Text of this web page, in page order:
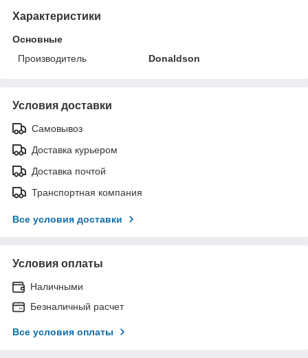
Характеристики
Основные
Производитель
Donaldson
Условия доставки
Самовывоз
Доставка курьером
Доставка почтой
Транспортная компания
Все условия доставки
Условия оплаты
Наличными
Безналичный расчет
Все условия оплаты